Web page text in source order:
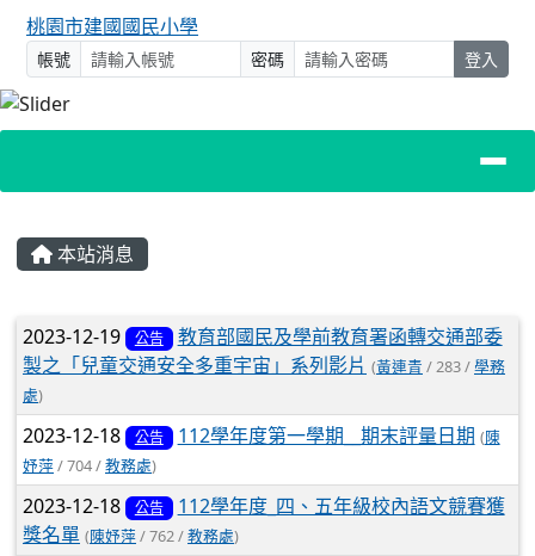
桃園市建國國民小學
帳號 密碼 登入
主內容區域
本站消息
文章列表
2023-12-19 公告
教育部國民及學前教育署函轉交通部委
製之「兒童交通安全多重宇宙」系列影片 (黃連青 / 283 /學務
處)
2023-12-18 公告 112學年度第一學期__期末評量日期 (陳
妤萍/ 704 /教務處)
2023-12-18 公告
112學年度_四、五年級校內語文競賽獲
獎名單 (陳妤萍/ 762 /教務處)